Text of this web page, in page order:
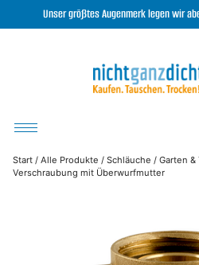
Unser größtes Augenmerk legen wir
Start / Alle Produkte / Schläuche / Garten &
Verschraubung mit Überwurfmutter